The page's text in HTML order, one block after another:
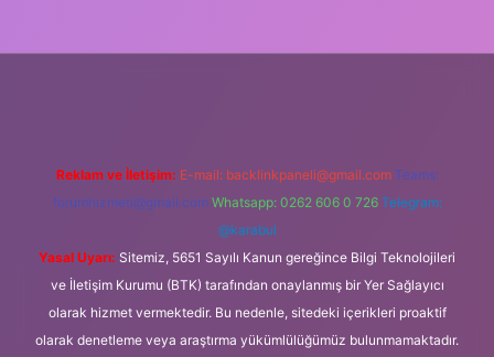
Reklam ve İletişim: E-mail: backlinkpaneli@gmail.com Teams:
forumhizmeti@gmail.com Whatsapp: 0262 606 0 726 Telegram:
@karabul
Yasal Uyarı: Sitemiz, 5651 Sayılı Kanun gereğince Bilgi Teknolojileri
ve İletişim Kurumu (BTK) tarafından onaylanmış bir Yer Sağlayıcı
olarak hizmet vermektedir. Bu nedenle, sitedeki içerikleri proaktif
olarak denetleme veya araştırma yükümlülüğümüz bulunmamaktadır.